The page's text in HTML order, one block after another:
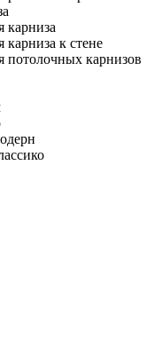
карниза
к стене
карнизов